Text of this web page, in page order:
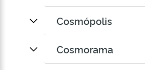
Cosmópolis
Cosmorama